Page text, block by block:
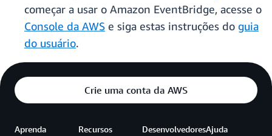
começar a usar o Amazon EventBridge, acesse o
Console da AWS e siga estas instruções do guia
do usuário.
Crie uma conta da AWS
Aprenda Recursos DesenvolvedoresAjuda